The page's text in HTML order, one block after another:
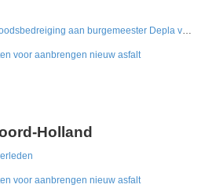
Vier aanhoudingen na doodsbedreiging aan burgemeester Depla van Breda
voor aanbrengen nieuw asfalt
Holland
voor aanbrengen nieuw asfalt